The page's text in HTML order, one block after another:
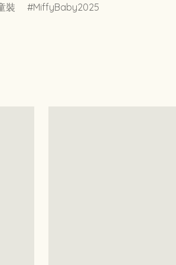
裝 MiffyBaby2025